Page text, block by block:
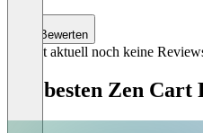
Bewerten
Es gibt aktuell noch keine
Die besten Zen